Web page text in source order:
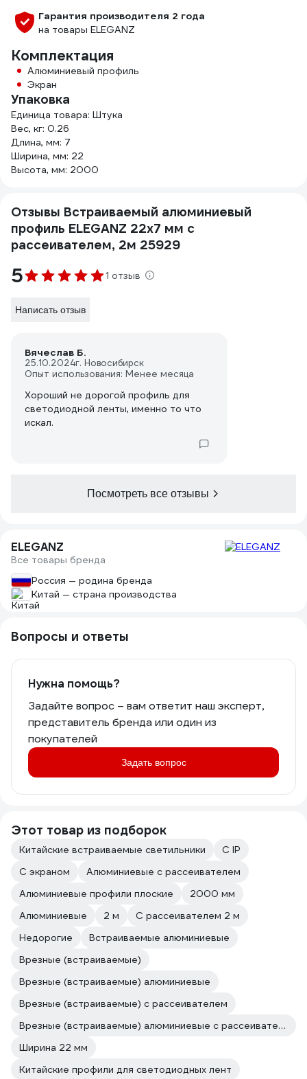
Гарантия производителя 2 года
на товары ELEGANZ
Комплектация
Алюминиевый профиль
Экран
Упаковка
Единица товара: Штука
Вес, кг: 0.26
Длина, мм: 7
Ширина, мм: 22
Высота, мм: 2000
Отзывы Встраиваемый алюминиевый
профиль ELEGANZ 22x7 мм с
рассеивателем, 2м 25929
5 1 отзыв
Написать отзыв
Вячеслав Б.
25.10.2024г. Новосибирск
Опыт использования: Менее месяца
Хороший не дорогой профиль для
светодиодной ленты, именно то что
искал.
Посмотреть все отзывы
ELEGANZ
Все товары бренда
Россия — родина бренда
Китай — страна производства
Вопросы и ответы
Нужна помощь?
Задайте вопрос – вам ответит наш эксперт,
представитель бренда или один из
покупателей
Задать вопрос
Этот товар из подборок
Китайские встраиваемые светильники
С IP
С экраном
Алюминиевые с рассеивателем
Алюминиевые профили плоские
2000 мм
Алюминиевые
2 м
С рассеивателем 2 м
Недорогие
Встраиваемые алюминиевые
Врезные (встраиваемые)
Врезные (встраиваемые) алюминиевые
Врезные (встраиваемые) с рассеивателем
Врезные (встраиваемые) алюминиевые с рассеивателем
Ширина 22 мм
Китайские профили для светодиодных лент